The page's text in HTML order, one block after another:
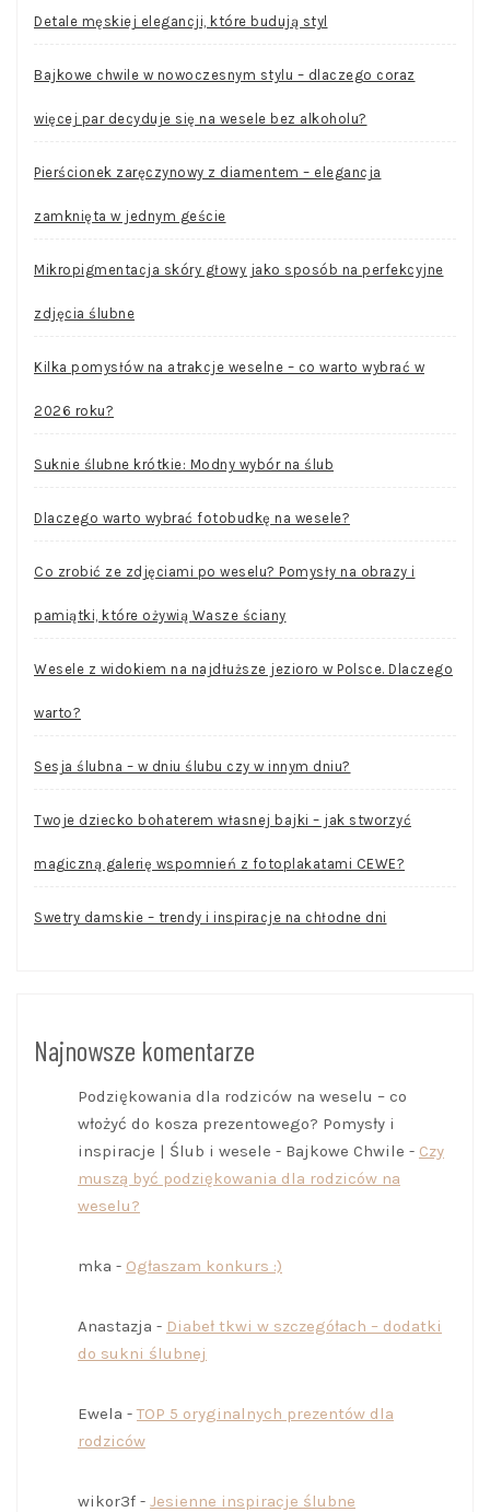
Detale męskiej elegancji, które budują styl
Bajkowe chwile w nowoczesnym stylu – dlaczego coraz
więcej par decyduje się na wesele bez alkoholu?
Pierścionek zaręczynowy z diamentem – elegancja
zamknięta w jednym geście
Mikropigmentacja skóry głowy jako sposób na perfekcyjne
zdjęcia ślubne
Kilka pomysłów na atrakcje weselne – co warto wybrać w
2026 roku?
Suknie ślubne krótkie: Modny wybór na ślub
Dlaczego warto wybrać fotobudkę na wesele?
Co zrobić ze zdjęciami po weselu? Pomysły na obrazy i
pamiątki, które ożywią Wasze ściany
Wesele z widokiem na najdłuższe jezioro w Polsce. Dlaczego
warto?
Sesja ślubna – w dniu ślubu czy w innym dniu?
Twoje dziecko bohaterem własnej bajki – jak stworzyć
magiczną galerię wspomnień z fotoplakatami CEWE?
Swetry damskie – trendy i inspiracje na chłodne dni
Najnowsze komentarze
Podziękowania dla rodziców na weselu – co
włożyć do kosza prezentowego? Pomysły i
inspiracje | Ślub i wesele - Bajkowe Chwile - Czy
muszą być podziękowania dla rodziców na
weselu?
mka - Ogłaszam konkurs :)
Anastazja - Diabeł tkwi w szczegółach – dodatki
do sukni ślubnej
Ewela -TOP 5 oryginalnych prezentów dla
rodziców
wikor3f - Jesienne inspiracje ślubne